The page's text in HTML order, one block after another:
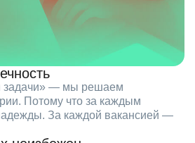
задачи» — мы решаем
Потому что за каждым
За каждой вакансией —